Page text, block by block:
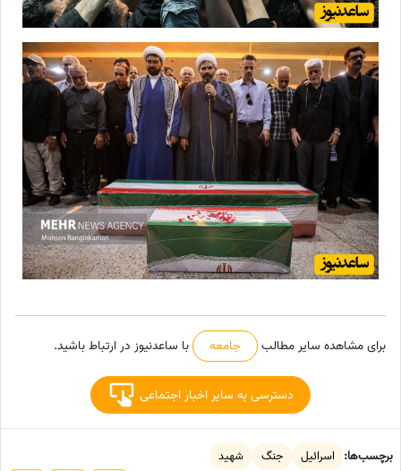
برای مشاهده سایر مطالب جامعه با ساعدنیوز در ارتباط باشید.
دسترسی به سایر اخبار اجتماعی
برچسب‌ها: اسرائیل جنگ شهید